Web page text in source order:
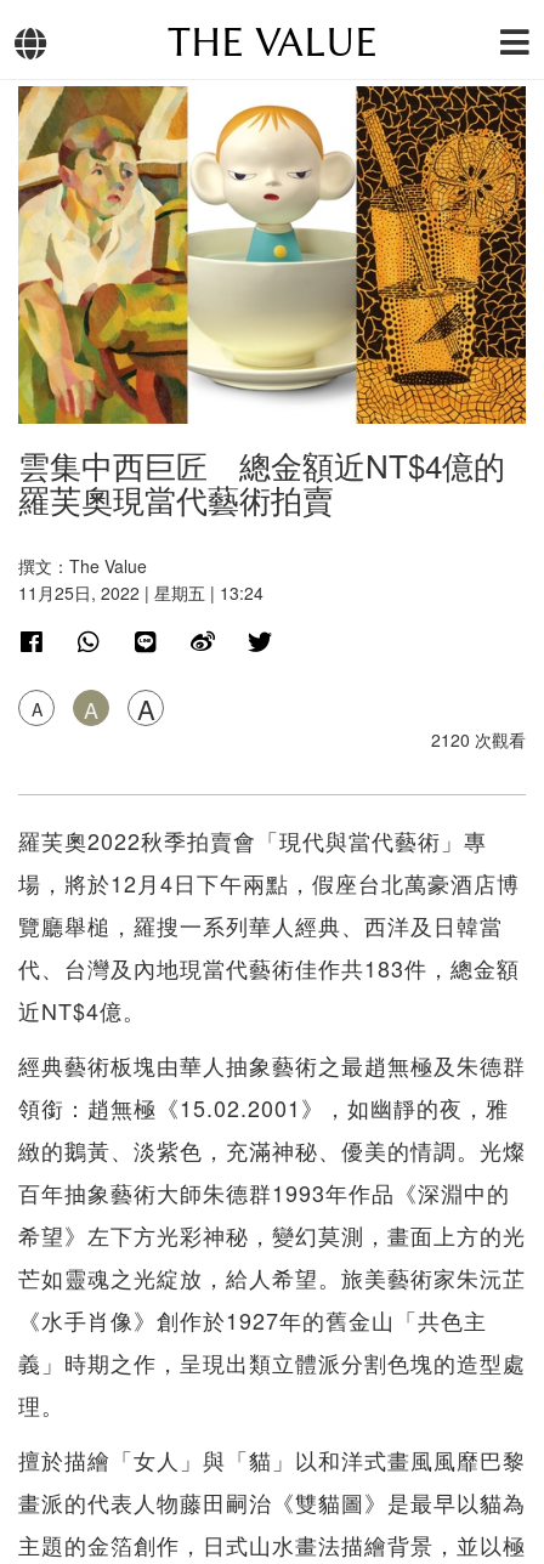
THE VALUE
雲集中西巨匠 總金額近NT$4億的
羅芙奧現當代藝術拍賣
撰文：The Value
11月25日, 2022 | 星期五 | 13:24
A A A
2120 次觀看
羅芙奧2022秋季拍賣會「現代與當代藝術」專
場，將於12月4日下午兩點，假座台北萬豪酒店博
覽廳舉槌，羅搜一系列華人經典、西洋及日韓當
代、台灣及內地現當代藝術佳作共183件，總金額
近NT$4億。
經典藝術板塊由華人抽象藝術之最趙無極及朱德群
領銜：趙無極《15.02.2001》，如幽靜的夜，雅
緻的鵝黃、淡紫色，充滿神秘、優美的情調。光燦
百年抽象藝術大師朱德群1993年作品《深淵中的
希望》左下方光彩神秘，變幻莫測，畫面上方的光
芒如靈魂之光綻放，給人希望。旅美藝術家朱沅芷
《水手肖像》創作於1927年的舊金山「共色主
義」時期之作，呈現出類立體派分割色塊的造型處
理。
擅於描繪「女人」與「貓」以和洋式畫風風靡巴黎
畫派的代表人物藤田嗣治《雙貓圖》是最早以貓為
主題的金箔創作，日式山水畫法描繪背景，並以極